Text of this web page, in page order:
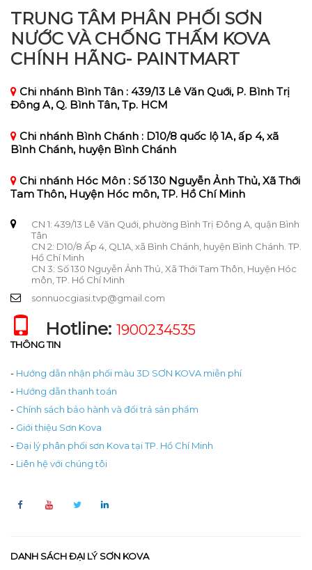
TRUNG TÂM PHÂN PHỐI SƠN
NƯỚC VÀ CHỐNG THẤM KOVA
CHÍNH HÃNG- PAINTMART
Chi nhánh Bình Tân : 439/13 Lê Văn Quới, P. Bình Trị
Đông A, Q. Bình Tân, Tp. HCM
Chi nhánh Bình Chánh : D10/8 quốc lộ 1A, ấp 4, xã
Bình Chánh, huyện Bình Chánh
Chi nhánh Hóc Môn : Số 130 Nguyễn Ảnh Thủ, Xã Thới
Tam Thôn, Huyện Hóc môn, TP. Hồ Chí Minh
CN 1: 439/13 Lê Văn Quới, phường Bình Trị Đông A, quận Bình
Tân
CN 2: D10/8 Ấp 4, QL1A, xã Bình Chánh, huyện Bình Chánh. TP.
Hồ Chí Minh
CN 3: Số 130 Nguyễn Ảnh Thủ, Xã Thới Tam Thôn, Huyện Hóc
môn, TP. Hồ Chí Minh
sonnuocgiasi.tvp@gmail.com
Hotline: 1900234535
THÔNG TIN
- Hướng dẫn nhận phối màu 3D SƠN KOVA miễn phí
- Hướng dẫn thanh toán
- Chính sách bảo hành và đổi trả sản phẩm
- Giới thiệu Sơn Kova
-Đại lý phân phối sơn Kova tại TP. Hồ Chí Minh
- Liên hệ với chúng tôi
DANH SÁCH ĐẠI LÝ SƠN KOVA